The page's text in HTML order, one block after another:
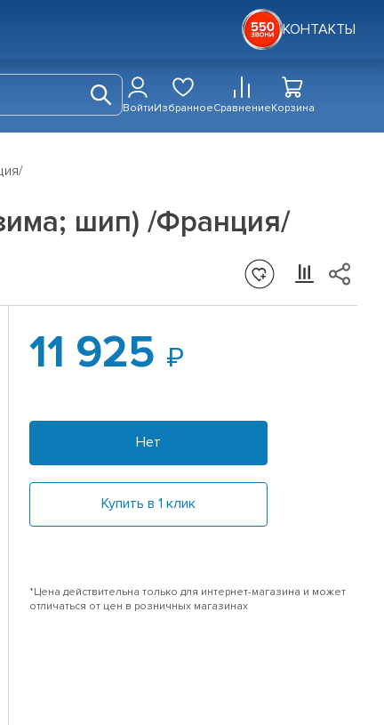
КОНТАКТЫ
ВойтиИзбранноеСравнениеКорзина
шип) /Франция/
11 925
Нет
Купить в 1 клик
*Цена действительна только для интернет-магазина и может
отличаться от цен в розничных магазинах